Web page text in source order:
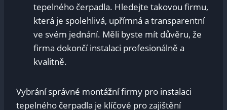
tepelného čerpadla. Hledejte takovou firmu,
která je spolehlivá, upřímná a transparentní
ve svém jednání. Měli byste mít důvěru, že
firma dokončí instalaci profesionálně a
kvalitně.
Vybrání správné montážní firmy pro instalaci
tepelného čerpadla je klíčové pro zajištění